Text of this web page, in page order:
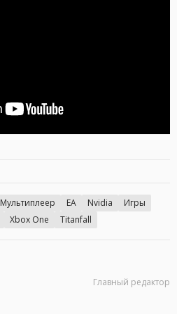
Мультиплеер EA Nvidia
Игры
Xbox One Titanfall
Главный редактор